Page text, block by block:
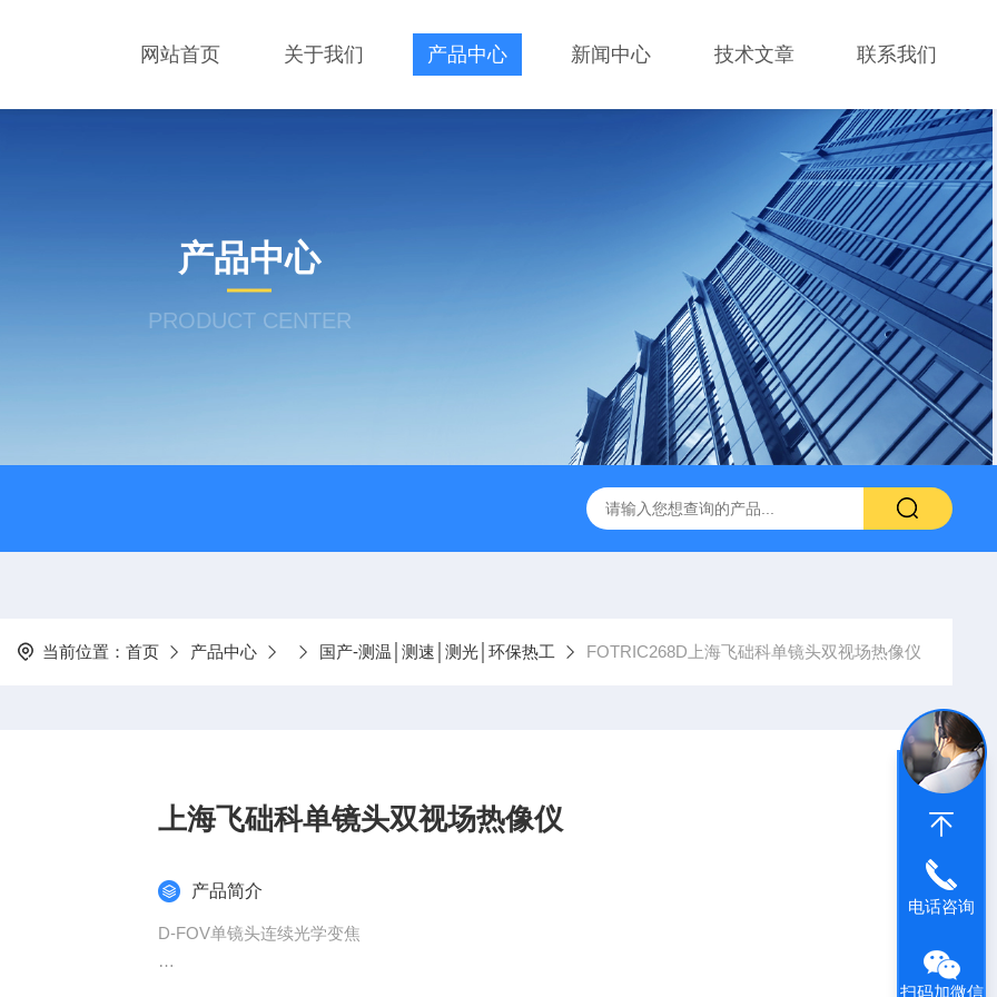
网站首页 关于我们 产品中心 新闻中心 技术文章 联系我们
产品中心
PRODUCT CENTER
当前位置： 首页 产品中心 国产-测温│测速│测光│环保热工 FOTRIC268D上海飞础科单镜头双视场热像仪
上海飞础科单镜头双视场热像仪
产品简介
D-FOV单镜头连续光学变焦
FOTRIC“一种双视场热像仪及测温方法"，一个热像仪两个视场角，实现测温型热像仪的光学变倍成
电话咨询
扫码加微信